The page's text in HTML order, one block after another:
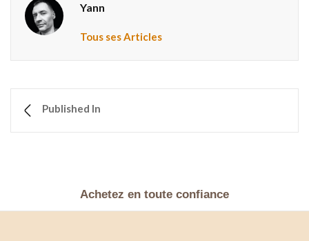
Yann
Tous ses Articles
Published In
Achetez en toute confiance